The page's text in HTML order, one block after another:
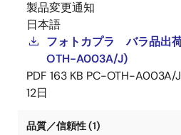
製品変更通知
日本語
フォトカプラ バラ品出
OTH-A003A/J)
PDF 163 KB PC-OTH-A003A/J
12日
品質／信頼性 (1)